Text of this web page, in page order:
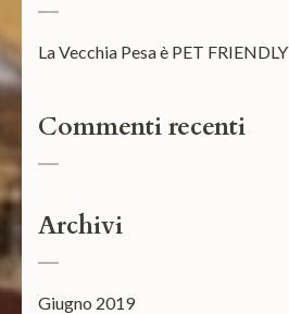
La Vecchia Pesa è PET FRIENDLY
Commenti recenti
Archivi
Giugno 2019